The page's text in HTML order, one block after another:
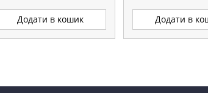
Додати в кошик Додати в